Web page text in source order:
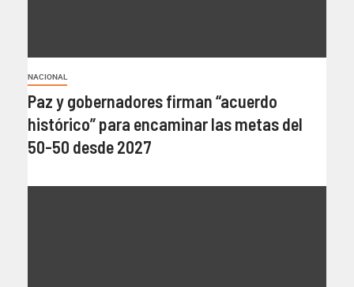
NACIONAL
Paz y gobernadores firman “acuerdo
histórico” para encaminar las metas del
50-50 desde 2027